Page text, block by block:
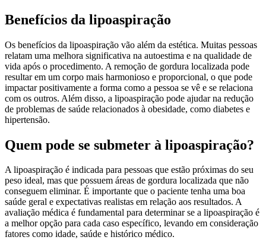
Benefícios da lipoaspiração
Os benefícios da lipoaspiração vão além da estética. Muitas pessoas
relatam uma melhora significativa na autoestima e na qualidade de
vida após o procedimento. A remoção de gordura localizada pode
resultar em um corpo mais harmonioso e proporcional, o que pode
impactar positivamente a forma como a pessoa se vê e se relaciona
com os outros. Além disso, a lipoaspiração pode ajudar na redução
de problemas de saúde relacionados à obesidade, como diabetes e
hipertensão.
Quem pode se submeter à lipoaspiração?
A lipoaspiração é indicada para pessoas que estão próximas do seu
peso ideal, mas que possuem áreas de gordura localizada que não
conseguem eliminar. É importante que o paciente tenha uma boa
saúde geral e expectativas realistas em relação aos resultados. A
avaliação médica é fundamental para determinar se a lipoaspiração é
a melhor opção para cada caso específico, levando em consideração
fatores como idade, saúde e histórico médico.